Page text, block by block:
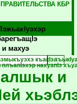
КБР
махуэ
плъапIэхэр нахуапIэ
и